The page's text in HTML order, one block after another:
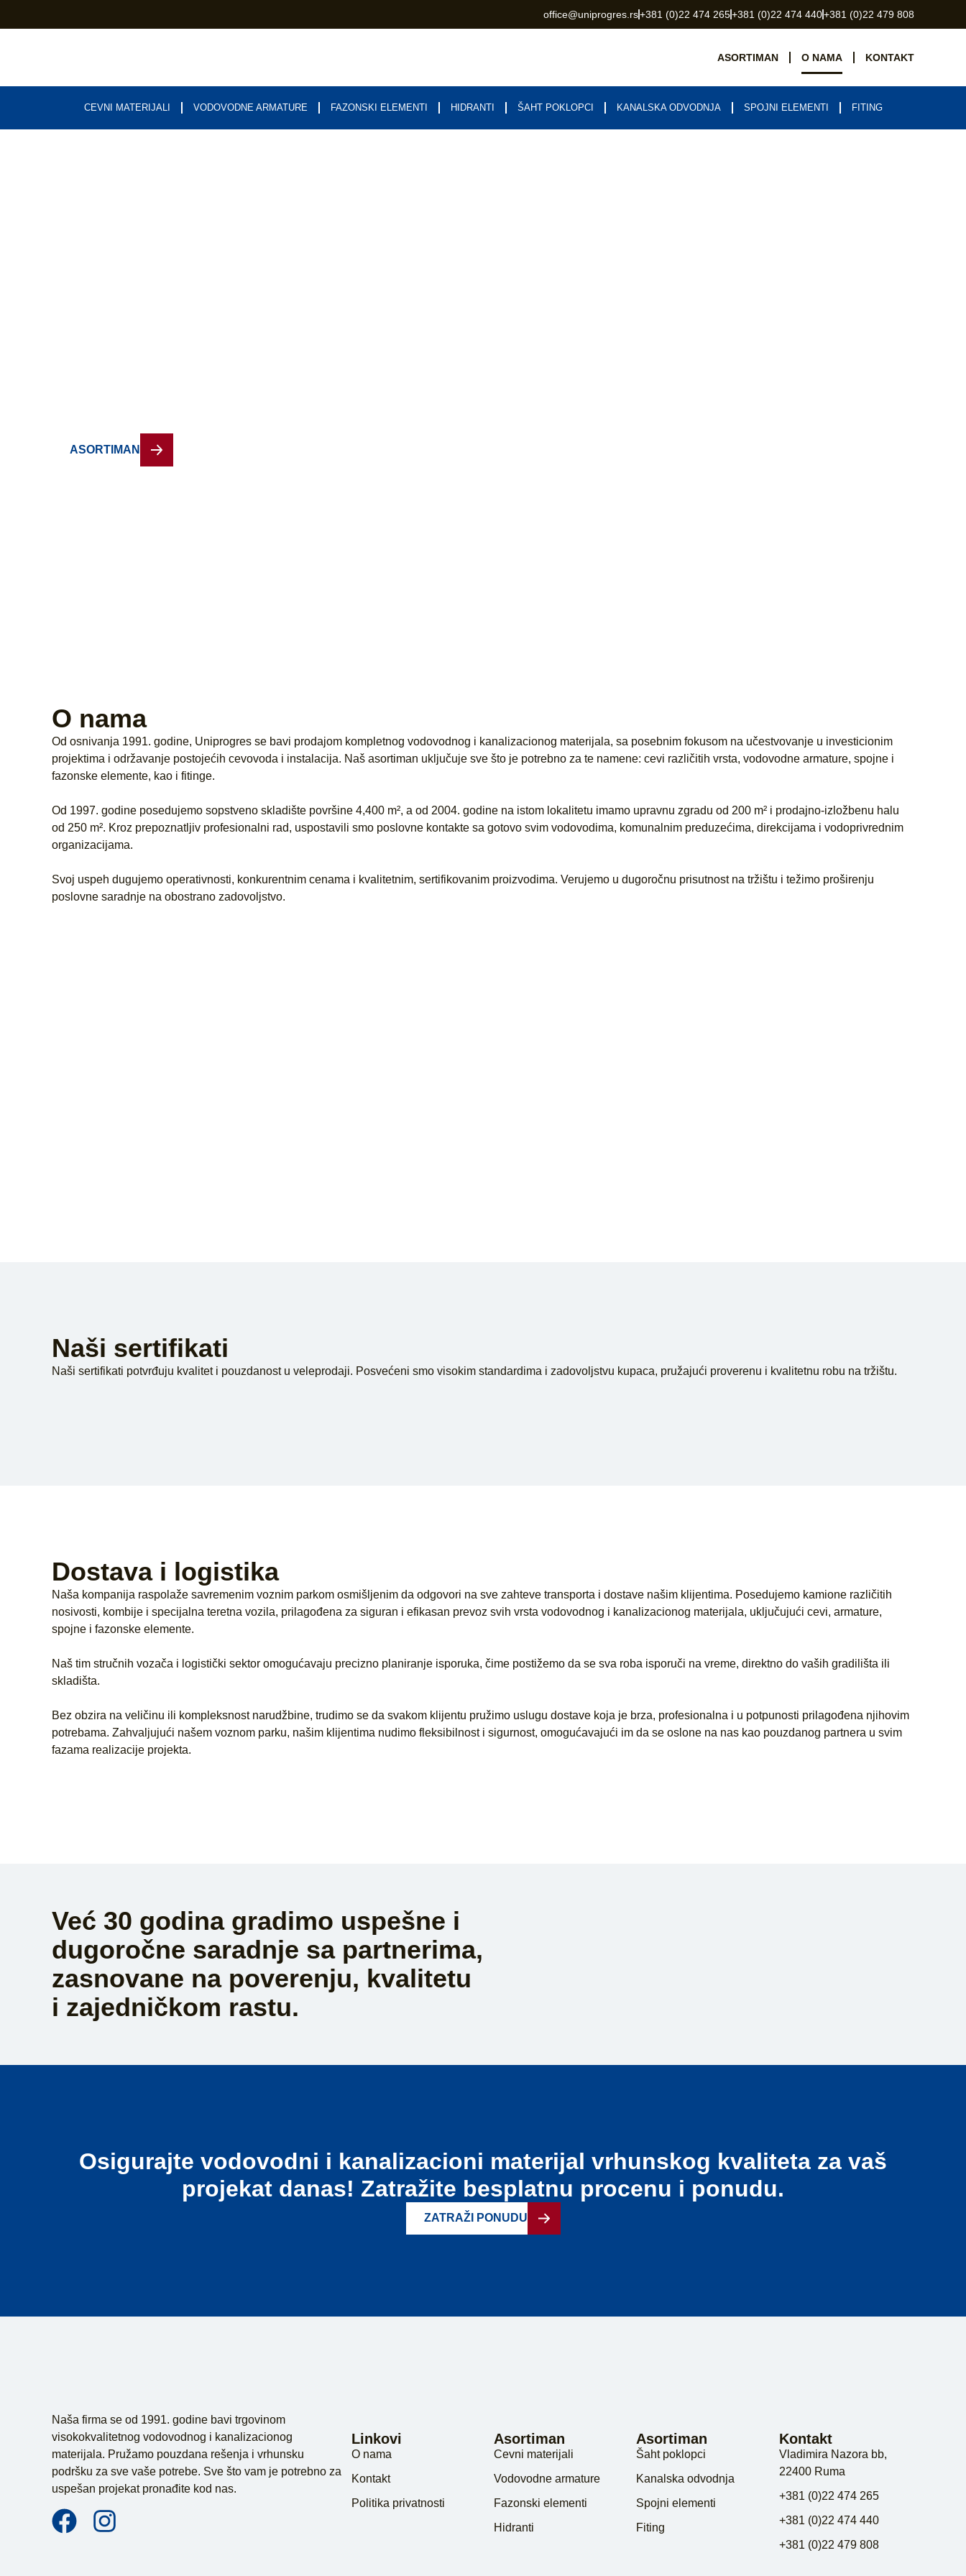
office@uniprogres.rs+381 (0)22 474 265+381 (0)22 474 440+381 (0)22 479 808
ASORTIMAN O NAMA KONTAKT
CEVNI MATERIJALI VODOVODNE ARMATURE FAZONSKI ELEMENTI HIDRANTI ŠAHT POKLOPCI KANALSKA ODVODNJA SPOJNI ELEMENTI FITING
ASORTIMAN
O nama
Od osnivanja 1991. godine, Uniprogres se bavi prodajom kompletnog vodovodnog i kanalizacionog materijala, sa posebnim fokusom na učestvovanje u investicionim
projektima i održavanje postojećih cevovoda i instalacija. Naš asortiman uključuje sve što je potrebno za te namene: cevi različitih vrsta, vodovodne armature, spojne i
fazonske elemente, kao i fitinge.
Od 1997. godine posedujemo sopstveno skladište površine 4,400 m², a od 2004. godine na istom lokalitetu imamo upravnu zgradu od 200 m² i prodajno-izložbenu halu
od 250 m². Kroz prepoznatljiv profesionalni rad, uspostavili smo poslovne kontakte sa gotovo svim vodovodima, komunalnim preduzećima, direkcijama i vodoprivrednim
organizacijama.
Svoj uspeh dugujemo operativnosti, konkurentnim cenama i kvalitetnim, sertifikovanim proizvodima. Verujemo u dugoročnu prisutnost na tržištu i težimo proširenju
poslovne saradnje na obostrano zadovoljstvo.
Naši sertifikati
Naši sertifikati potvrđuju kvalitet i pouzdanost u veleprodaji. Posvećeni smo visokim standardima i zadovoljstvu kupaca, pružajući proverenu i kvalitetnu robu na tržištu.
Dostava i logistika
Naša kompanija raspolaže savremenim voznim parkom osmišljenim da odgovori na sve zahteve transporta i dostave našim klijentima. Posedujemo kamione različitih
nosivosti, kombije i specijalna teretna vozila, prilagođena za siguran i efikasan prevoz svih vrsta vodovodnog i kanalizacionog materijala, uključujući cevi, armature,
spojne i fazonske elemente.
Naš tim stručnih vozača i logistički sektor omogućavaju precizno planiranje isporuka, čime postižemo da se sva roba isporuči na vreme, direktno do vaših gradilišta ili
skladišta.
Bez obzira na veličinu ili kompleksnost narudžbine, trudimo se da svakom klijentu pružimo uslugu dostave koja je brza, profesionalna i u potpunosti prilagođena njihovim
potrebama. Zahvaljujući našem voznom parku, našim klijentima nudimo fleksibilnost i sigurnost, omogućavajući im da se oslone na nas kao pouzdanog partnera u svim
fazama realizacije projekta.
Već 30 godina gradimo uspešne i
dugoročne saradnje sa partnerima,
zasnovane na poverenju, kvalitetu
i zajedničkom rastu.
Osigurajte vodovodni i kanalizacioni materijal vrhunskog kvaliteta za vaš
projekat danas! Zatražite besplatnu procenu i ponudu.
ZATRAŽI PONUDU
Naša firma se od 1991. godine bavi trgovinom
visokokvalitetnog vodovodnog i kanalizacionog
materijala. Pružamo pouzdana rešenja i vrhunsku
podršku za sve vaše potrebe. Sve što vam je potrebno za
uspešan projekat pronađite kod nas.
Linkovi
O nama
Kontakt
Politika privatnosti
Asortiman
Cevni materijali
Vodovodne armature
Fazonski elementi
Hidranti
Asortiman
Šaht poklopci
Kanalska odvodnja
Spojni elementi
Fiting
Kontakt
Vladimira Nazora bb,
22400 Ruma
+381 (0)22 474 265
+381 (0)22 474 440
+381 (0)22 479 808